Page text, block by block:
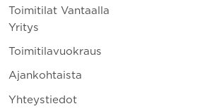
Toimitilat Vantaalla
Yritys
Toimitilavuokraus
Ajankohtaista
Yhteystiedot